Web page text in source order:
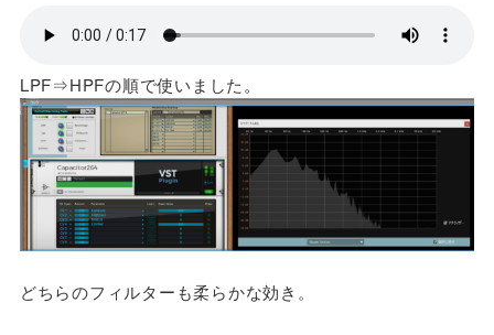
LPF⇒HPFの順で使いました。
どちらのフィルターも柔らかな効き。